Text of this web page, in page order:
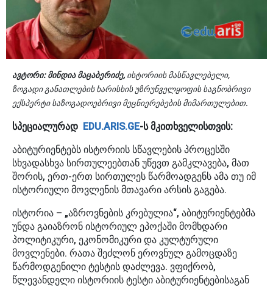
ავტორი: მინდია მაცაბერიძე, ისტორიის მასწავლებელი,
ზოგადი განათლების ხარისხის უზრუნველყოფის საგნობრივი
ექსპერტი საზოგადოებრივი მეცნიერებების მიმართულებით.
სპეციალურად EDU.ARIS.GE-ს მკითხველისთვის:
აბიტურიენტებს ისტორიის სწავლების პროცესში
სხვადასხვა სირთულეებთან უწევთ გამკლავება, მათ
შორის, ერთ-ერთ სირთულეს წარმოადგენს ამა თუ იმ
ისტორიული მოვლენის მთავარი არსის გაგება.
ისტორია – „აზროვნების კრებულია“, აბიტურიენტებმა
უნდა გაიაზრონ ისტორიულ ეპოქაში მომხდარი
პოლიტიკური, ეკონომიკური და კულტურული
მოვლენები. რათა შეძლონ ეროვნულ გამოცდაზე
წარმოდგენილი ტესტის დაძლევა. ვფიქრობ,
წლევანდელი ისტორიის ტესტი აბიტურიენტებისაგან